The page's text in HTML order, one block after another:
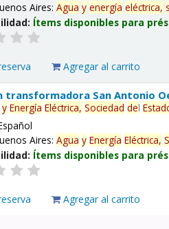
Aires:Agua y energía eléctrica,
Ítems disponibles para
Agregar al carrito
transformadora San Antonio
y Energía Eléctrica, Sociedad del
Aires:Agua y Energía Eléctrica,
Ítems disponibles para
Agregar al carrito